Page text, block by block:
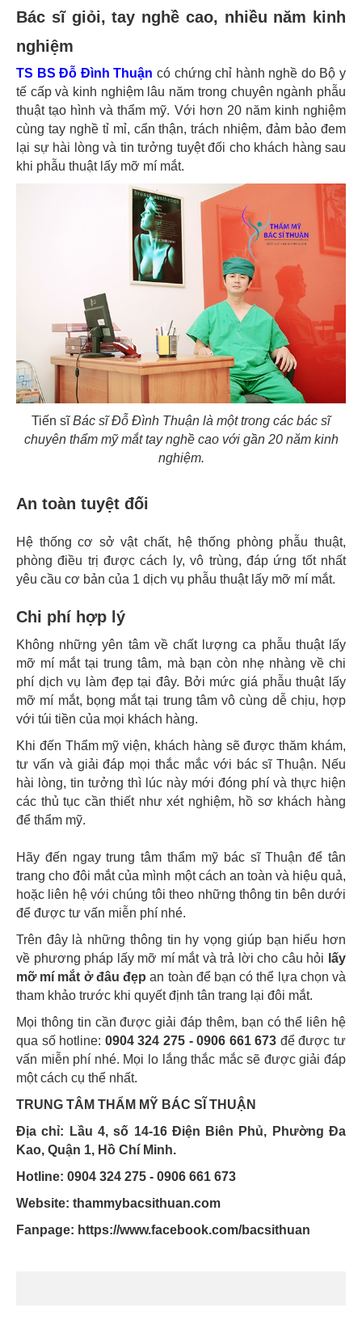
Bác sĩ giỏi, tay nghề cao, nhiều năm kinh
nghiệm
TS BS Đỗ Đình Thuận có chứng chỉ hành nghề do Bộ y
tế cấp và kinh nghiệm lâu năm trong chuyên ngành phẫu
thuật tạo hình và thẩm mỹ. Với hơn 20 năm kinh nghiệm
cùng tay nghề tỉ mỉ, cẩn thận, trách nhiệm, đảm bảo đem
lại sự hài lòng và tin tưởng tuyệt đối cho khách hàng sau
khi phẫu thuật lấy mỡ mí mắt.
Tiến sĩBác sĩ Đỗ Đình Thuận là một trong các bác sĩ
chuyên thẩm mỹ mắt tay nghề cao với gần 20 năm kinh
nghiệm.
An toàn tuyệt đối
Hệ thống cơ sở vật chất, hệ thống phòng phẫu thuật,
phòng điều trị được cách ly, vô trùng, đáp ứng tốt nhất
yêu cầu cơ bản của 1 dịch vụ phẫu thuật lấy mỡ mí mắt.
Chi phí hợp lý
Không những yên tâm về chất lượng ca phẫu thuật lấy
mỡ mí mắt tại trung tâm, mà bạn còn nhẹ nhàng về chi
phí dịch vụ làm đẹp tại đây. Bởi mức giá phẫu thuật lấy
mỡ mí mắt, bọng mắt tại trung tâm vô cùng dễ chịu, hợp
với túi tiền của mọi khách hàng.
Khi đến Thẩm mỹ viện, khách hàng sẽ được thăm khám,
tư vấn và giải đáp mọi thắc mắc với bác sĩ Thuận. Nếu
hài lòng, tin tưởng thì lúc này mới đóng phí và thực hiện
các thủ tục cần thiết như xét nghiệm, hồ sơ khách hàng
để thẩm mỹ.
Hãy đến ngay trung tâm thẩm mỹ bác sĩ Thuận để tân
trang cho đôi mắt của mình một cách an toàn và hiệu quả,
hoặc liên hệ với chúng tôi theo những thông tin bên dưới
để được tư vấn miễn phí nhé.
Trên đây là những thông tin hy vọng giúp bạn hiểu hơn
về phương pháp lấy mỡ mí mắt và trả lời cho câu hỏi lấy
mỡ mí mắt ở đâu đẹp an toàn để bạn có thể lựa chọn và
tham khảo trước khi quyết định tân trang lại đôi mắt.
Mọi thông tin cần được giải đáp thêm, bạn có thể liên hệ
qua số hotline: 0904 324 275 - 0906 661 673 để được tư
vấn miễn phí nhé. Mọi lo lắng thắc mắc sẽ được giải đáp
một cách cụ thể nhất.
TRUNG TÂM THẨM MỸ BÁC SĨ THUẬN
Địa chỉ: Lầu 4, số 14-16 Điện Biên Phủ, Phường Đa
Kao, Quận 1, Hồ Chí Minh.
Hotline: 0904 324 275 - 0906 661 673
Website: thammybacsithuan.com
Fanpage: https://www.facebook.com/bacsithuan